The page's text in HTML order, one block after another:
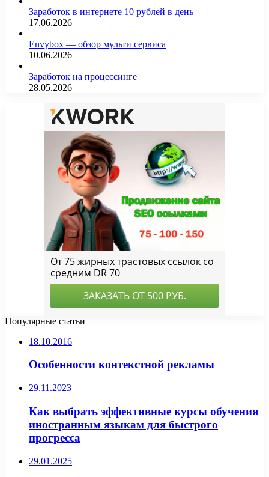
Заработок в интернете 10 рублей в день
17.06.2026
Envybox — обзор мульти сервиса
10.06.2026
Заработок на процессинге
28.05.2026
Популярные статьи
18.10.2016
Особенности контекстной рекламы
29.11.2023
Как выбрать эффективные курсы обучения
иностранным языкам для быстрого
прогресса
29.01.2025